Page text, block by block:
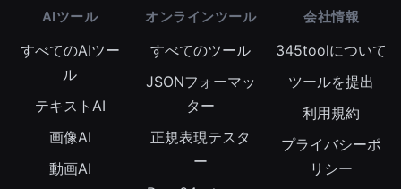
AIツール
すべてのAIツー
ル
テキストAI
画像AI
動画AI
オンラインツール
すべてのツール
JSONフォーマッ
ター
正規表現テスタ
ー
会社情報
345toolについて
ツールを提出
利用規約
プライバシーポ
リシー